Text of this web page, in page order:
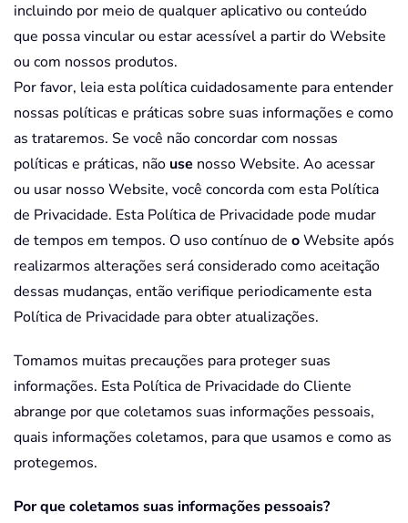
incluindo por meio de qualquer aplicativo ou conteúdo
que possa vincular ou estar acessível a partir do Website
ou com nossos produtos.
Por favor, leia esta política cuidadosamente para entender
nossas políticas e práticas sobre suas informações e como
as trataremos. Se você não concordar com nossas
políticas e práticas, não use nosso Website. Ao acessar
ou usar nosso Website, você concorda com esta Política
de Privacidade. Esta Política de Privacidade pode mudar
de tempos em tempos. O uso contínuo de oWebsite após
realizarmos alterações será considerado como aceitação
dessas mudanças, então verifique periodicamente esta
Política de Privacidade para obter atualizações.
Tomamos muitas precauções para proteger suas
informações. Esta Política de Privacidade do Cliente
abrange por que coletamos suas informações pessoais,
quais informações coletamos, para que usamos e como as
protegemos.
Por que coletamos suas informações pessoais?